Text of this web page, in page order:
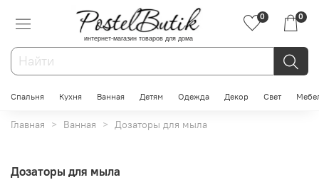
интернет-магазин товаров для дома
0 0
Спальня Кухня Ванная Детям Одежда Декор Свет
Главная Ванная Дозаторы для мыла
Дозаторы для мыла